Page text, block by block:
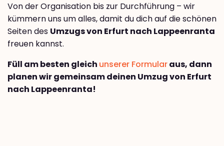
Von der Organisation bis zur Durchführung – wir
kümmern uns um alles, damit du dich auf die schönen
Seiten des Umzugs von Erfurt nach Lappeenranta
freuen kannst.
Füll am besten gleich unserer Formularaus, dann
planen wir gemeinsam deinen Umzug von Erfurt
nach Lappeenranta!